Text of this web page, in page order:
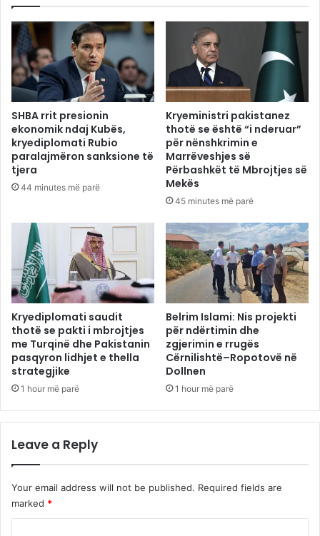
SHBA rrit presionin
ekonomik ndaj Kubës,
kryediplomati Rubio
paralajmëron sanksione të
tjera
44 minutes më parë
Kryeministri pakistanez
thotë se është “i nderuar”
për nënshkrimin e
Marrëveshjes së
Përbashkët të Mbrojtjes së
Mekës
45 minutes më parë
Kryediplomati saudit
thotë se pakti i mbrojtjes
me Turqinë dhe Pakistanin
pasqyron lidhjet e thella
strategjike
1 hour më parë
Belrim Islami: Nis projekti
për ndërtimin dhe
zgjerimin e rrugës
Cërnilishtë–Ropotovë në
Dollnen
1 hour më parë
Leave a Reply
Your email address will not be published. Required fields are
marked *